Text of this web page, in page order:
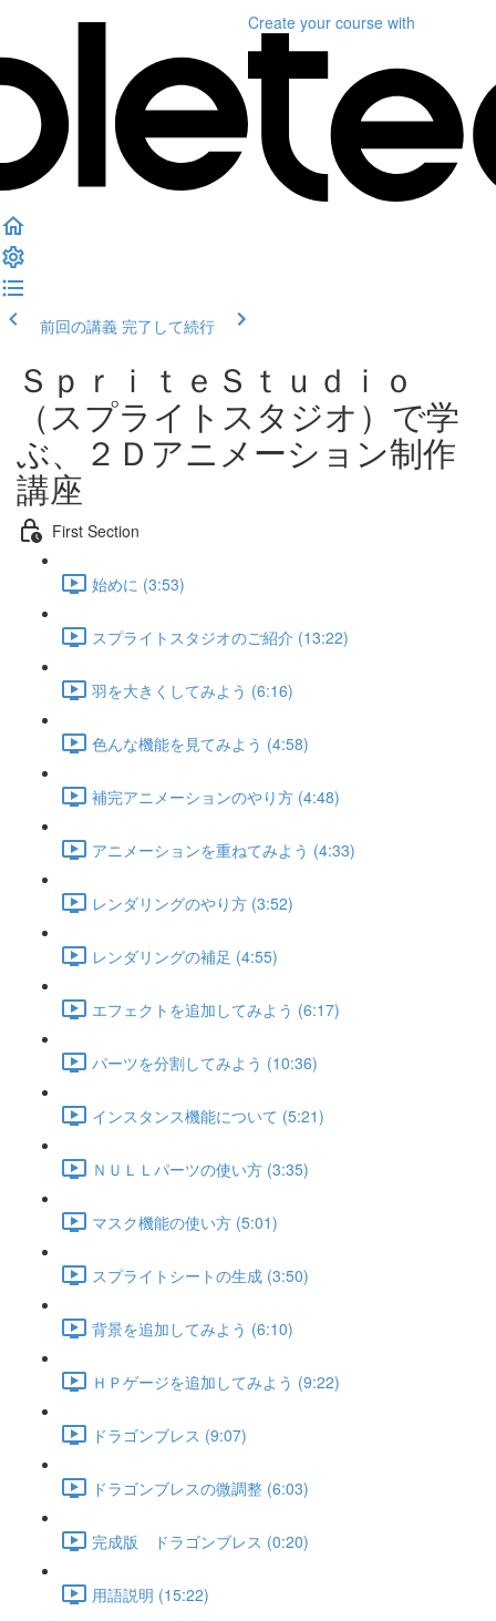
Create your course with
前回の講義 完了して続行
ＳｐｒｉｔｅＳｔｕｄｉｏ
（スプライトスタジオ）で学
ぶ、２Ｄアニメーション制作
講座
First Section
始めに (3:53)
スプライトスタジオのご紹介 (13:22)
羽を大きくしてみよう (6:16)
色んな機能を見てみよう (4:58)
補完アニメーションのやり方 (4:48)
アニメーションを重ねてみよう (4:33)
レンダリングのやり方 (3:52)
レンダリングの補足 (4:55)
エフェクトを追加してみよう (6:17)
パーツを分割してみよう (10:36)
インスタンス機能について (5:21)
ＮＵＬＬパーツの使い方 (3:35)
マスク機能の使い方 (5:01)
スプライトシートの生成 (3:50)
背景を追加してみよう (6:10)
ＨＰゲージを追加してみよう (9:22)
ドラゴンブレス (9:07)
ドラゴンブレスの微調整 (6:03)
完成版 ドラゴンブレス (0:20)
用語説明 (15:22)